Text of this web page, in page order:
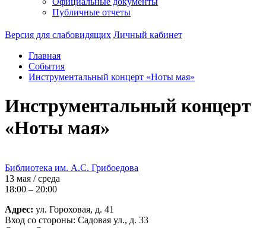
Публичные отчеты
Версия для слабовидящих Личный кабинет
Главная
События
Инструментальный концерт «Ноты мая»
Инструментальный концерт
«Ноты мая»
Библиотека им. А.С. Грибоедова
13 мая / среда
18:00 – 20:00
Адрес: ул. Гороховая, д. 41
Вход со стороны: Садовая ул., д. 33